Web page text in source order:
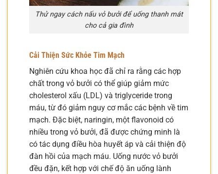
Thử ngay cách nấu vỏ bưởi để uống thanh mát
cho cả gia đình
Cải Thiện Sức Khỏe Tim Mạch
Nghiên cứu khoa học đã chỉ ra rằng các hợp
chất trong vỏ bưởi có thể giúp giảm mức
cholesterol xấu (LDL) và triglyceride trong
máu, từ đó giảm nguy cơ mắc các bệnh về tim
mạch. Đặc biệt, naringin, một flavonoid có
nhiều trong vỏ bưởi, đã được chứng minh là
có tác dụng điều hòa huyết áp và cải thiện độ
đàn hồi của mạch máu. Uống nước vỏ bưởi
đều đặn, kết hợp với chế độ ăn uống lành